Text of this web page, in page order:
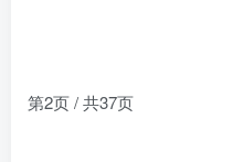
第2页 / 共37页